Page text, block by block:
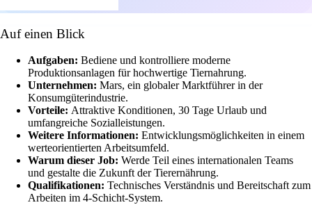
Auf einen Blick
Aufgaben: Bediene und kontrolliere moderne
Produktionsanlagen für hochwertige Tiernahrung.
Unternehmen: Mars, ein globaler Marktführer in der
Konsumgüterindustrie.
Vorteile: Attraktive Konditionen, 30 Tage Urlaub und
umfangreiche Sozialleistungen.
Weitere Informationen: Entwicklungsmöglichkeiten in einem
werteorientierten Arbeitsumfeld.
Warum dieser Job: Werde Teil eines internationalen Teams
und gestalte die Zukunft der Tierernährung.
Qualifikationen: Technisches Verständnis und Bereitschaft zum
Arbeiten im 4-Schicht-System.